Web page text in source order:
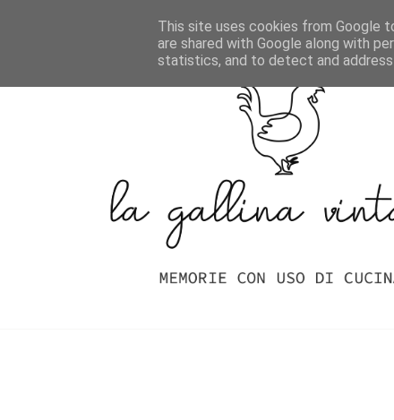
Indice Delle RicetteThis site uses cookies from Google
are shared with Google along with
statistics, and to detect and address